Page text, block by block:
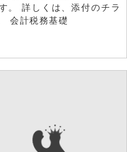
。 詳しくは、添付のチラ
会計税務基礎